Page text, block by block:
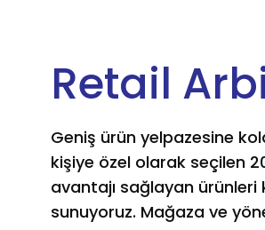
Retail
Geniş ürün yelpazesine
kişiye özel olarak seçilen
avantajı sağlayan ürünleri
sunuyoruz. Mağaza ve